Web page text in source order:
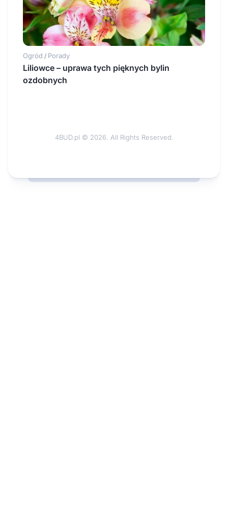
Ogród / Porady
Liliowce – uprawa tych pięknych bylin
ozdobnych
4BUD.pl © 2026. All Rights Reserved.